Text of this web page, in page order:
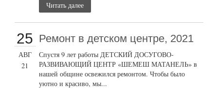
Читать далее
25
АВГ
21
Ремонт в детском центре, 2021
Спустя 9 лет работы ДЕТСКИЙ ДОСУГОВО-
РАЗВИВАЮЩИЙ ЦЕНТР «ШЕМЕШ МАТАНЕЛЬ» в
нашей общине освежился ремонтом. Чтобы было
уютно и красиво, мы...